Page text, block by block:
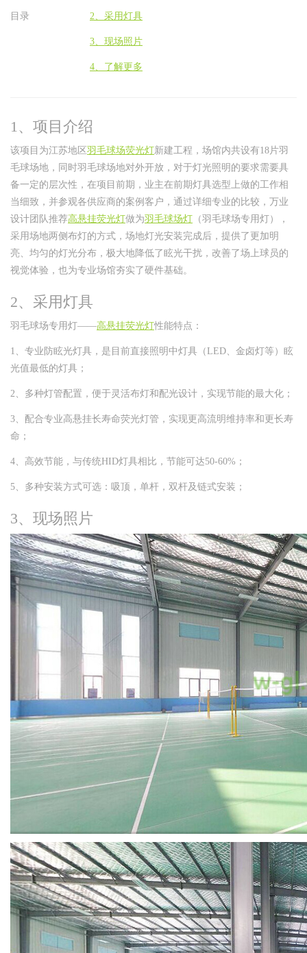
目录 2、采用灯具
3、现场照片
4、了解更多
1、项目介绍
该项目为江苏地区羽毛球场荧光灯新建工程，场馆内共设有18片羽
毛球场地，同时羽毛球场地对外开放，对于灯光照明的要求需要具
备一定的层次性，在项目前期， 业主在前期灯具选型上做的工作相
当细致，并参观各供应商的案例客户，通过详细专业的比较， 万业
设计团队推荐高悬挂荧光灯做为羽毛球场灯 （羽毛球场专用灯）
，
采用场地两侧布灯的方式，场地灯光安装完成后， 提供了更加明
亮、均匀的灯光分布，极大地降低了眩光干扰，改善了场上球员的
视觉体验，也为专业场馆夯实了硬件基础。
2、采用灯具
羽毛球场专用灯——高悬挂荧光灯性能特点：
1、专业防眩光灯具，是目前直接照明中灯具（LED、金卤灯等）眩
光值最低的灯具；
2、多种灯管配置，便于灵活布灯和配光设计，实现节能的最大化；
3、配合专业高悬挂长寿命荧光灯管，实现更高流明维持率和更长寿
命；
4、高效节能，与传统HID灯具相比，节能可达50-60%；
5、多种安装方式可选：吸顶，单杆，双杆及链式安装；
3、现场照片